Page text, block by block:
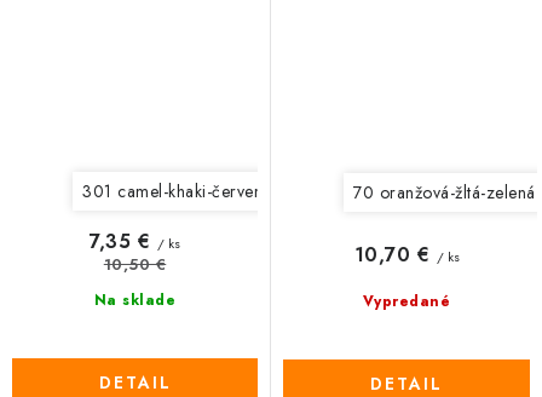
301 camel-khaki-červená 304 vínová-hrdzavá-okrová
Na sklade
7,35 € / ks
10,50 €
DETAIL
70 oranžová-žltá-
Vypredané
10,70 € / ks
DETAIL